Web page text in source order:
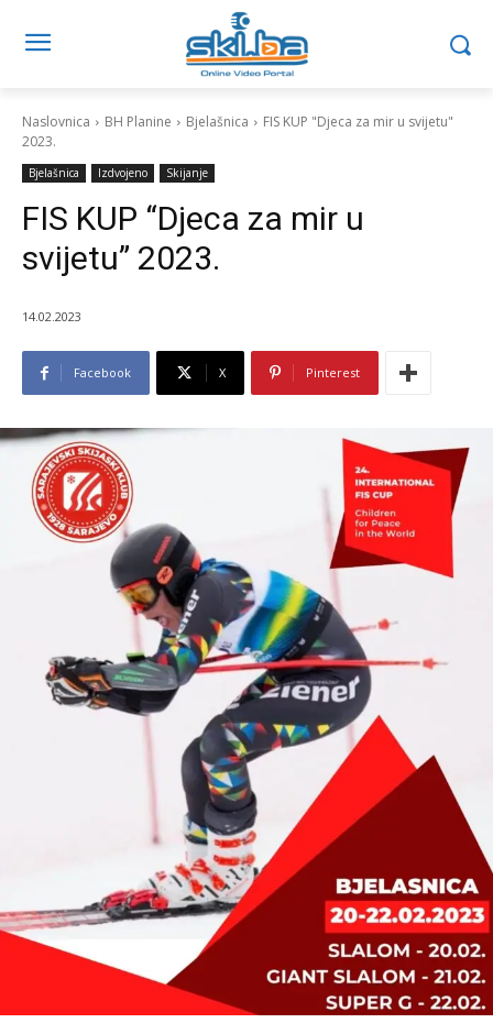
Naslovnica BH Planine Bjelašnica
FIS KUP "Djeca za mir u svijetu"
2023.
Bjelašnica Izdvojeno Skijanje
FIS KUP “Djeca za mir u
svijetu” 2023.
14.02.2023
Facebook X Pinterest